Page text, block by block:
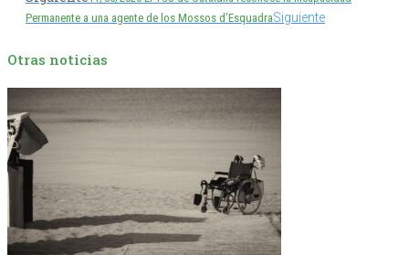
Permanente a una agente de los Mossos d’EsquadraSiguiente
Otras noticias